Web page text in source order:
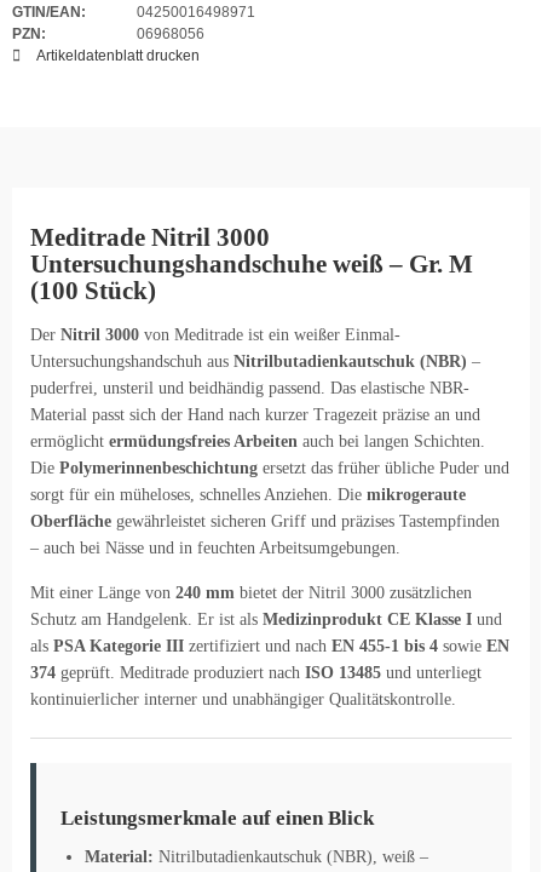
GTIN/EAN:
04250016498971
PZN:
06968056
Artikeldatenblatt drucken
Meditrade Nitril 3000
Untersuchungshandschuhe weiß – Gr. M
(100 Stück)
Der Nitril 3000 von Meditrade ist ein weißer Einmal-
Untersuchungshandschuh aus Nitrilbutadienkautschuk (NBR) –
puderfrei, unsteril und beidhändig passend. Das elastische NBR-
Material passt sich der Hand nach kurzer Tragezeit präzise an und
ermöglicht ermüdungsfreies Arbeiten auch bei langen Schichten.
Die Polymerinnenbeschichtung ersetzt das früher übliche Puder und
sorgt für ein müheloses, schnelles Anziehen. Die mikrogeraute
Oberfläche gewährleistet sicheren Griff und präzises Tastempfinden
– auch bei Nässe und in feuchten Arbeitsumgebungen.
Mit einer Länge von 240 mm bietet der Nitril 3000 zusätzlichen
Schutz am Handgelenk. Er ist als Medizinprodukt CE Klasse I und
als PSA Kategorie III zertifiziert und nach EN 455-1 bis 4 sowie EN
374 geprüft. Meditrade produziert nach ISO 13485 und unterliegt
kontinuierlicher interner und unabhängiger Qualitätskontrolle.
Leistungsmerkmale auf einen Blick
Material: Nitrilbutadienkautschuk (NBR), weiß –